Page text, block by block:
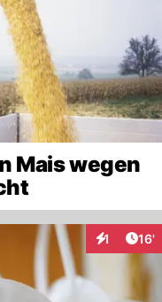
Mais wegen
1 16'